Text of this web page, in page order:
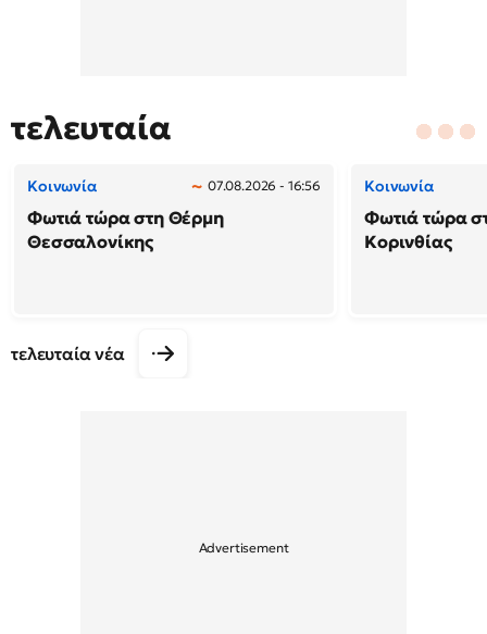
τελευταία
Κοινωνία 07.08.2026 - 16:56
Φωτιά τώρα στη Θέρμη
Θεσσαλονίκης
Κοινωνία
Φωτιά τώρα
Κορινθίας
τελευταία νέα